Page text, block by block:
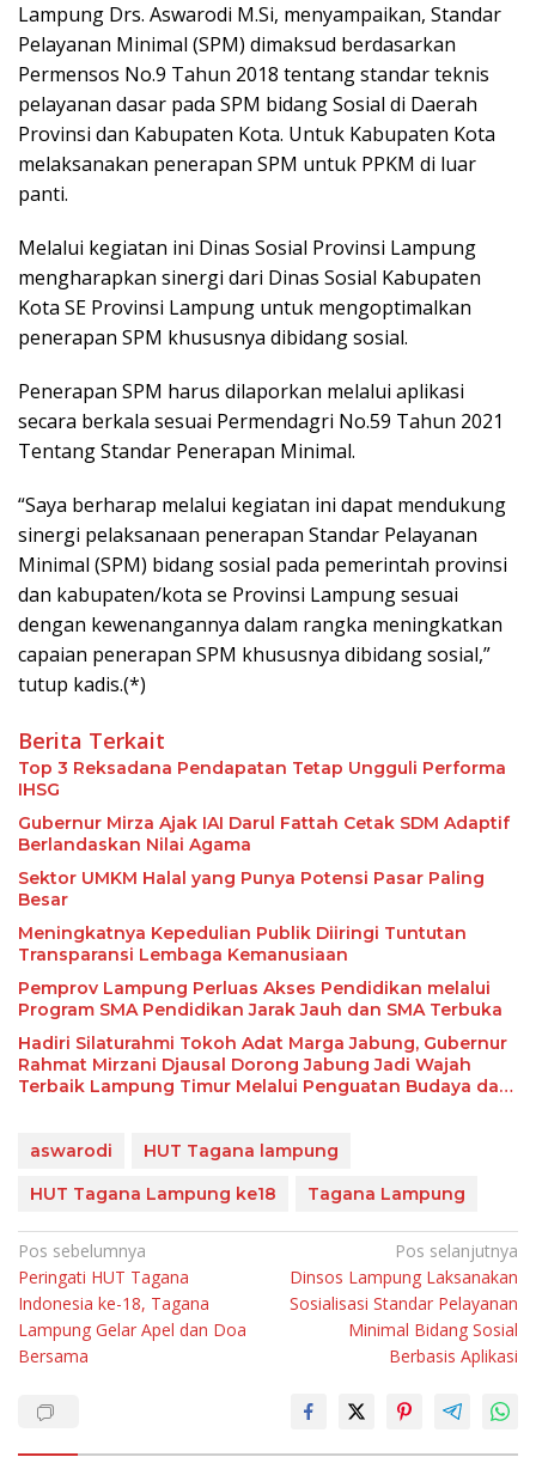
Lampung Drs. Aswarodi M.Si, menyampaikan, Standar
Pelayanan Minimal (SPM) dimaksud berdasarkan
Permensos No.9 Tahun 2018 tentang standar teknis
pelayanan dasar pada SPM bidang Sosial di Daerah
Provinsi dan Kabupaten Kota. Untuk Kabupaten Kota
melaksanakan penerapan SPM untuk PPKM di luar
panti.
Melalui kegiatan ini Dinas Sosial Provinsi Lampung
mengharapkan sinergi dari Dinas Sosial Kabupaten
Kota SE Provinsi Lampung untuk mengoptimalkan
penerapan SPM khususnya dibidang sosial.
Penerapan SPM harus dilaporkan melalui aplikasi
secara berkala sesuai Permendagri No.59 Tahun 2021
Tentang Standar Penerapan Minimal.
“Saya berharap melalui kegiatan ini dapat mendukung
sinergi pelaksanaan penerapan Standar Pelayanan
Minimal (SPM) bidang sosial pada pemerintah provinsi
dan kabupaten/kota se Provinsi Lampung sesuai
dengan kewenangannya dalam rangka meningkatkan
capaian penerapan SPM khususnya dibidang sosial,”
tutup kadis.(*)
Berita Terkait
Top 3 Reksadana Pendapatan Tetap Ungguli Performa
IHSG
Gubernur Mirza Ajak IAI Darul Fattah Cetak SDM Adaptif
Berlandaskan Nilai Agama
Sektor UMKM Halal yang Punya Potensi Pasar Paling
Besar
Meningkatnya Kepedulian Publik Diiringi Tuntutan
Transparansi Lembaga Kemanusiaan
Pemprov Lampung Perluas Akses Pendidikan melalui
Program SMA Pendidikan Jarak Jauh dan SMA Terbuka
Hadiri Silaturahmi Tokoh Adat Marga Jabung, Gubernur
Rahmat Mirzani Djausal Dorong Jabung Jadi Wajah
Terbaik Lampung Timur Melalui Penguatan Budaya dan
aswarodi
HUT Tagana lampung
HUT Tagana Lampung ke18
Tagana Lampung
Navigasi
pos
Pos sebelumnya
Peringati HUT Tagana
Indonesia ke-18, Tagana
Lampung Gelar Apel dan Doa
Bersama
Pos selanjutnya
Dinsos Lampung Laksanakan
Sosialisasi Standar Pelayanan
Minimal Bidang Sosial
Berbasis Aplikasi